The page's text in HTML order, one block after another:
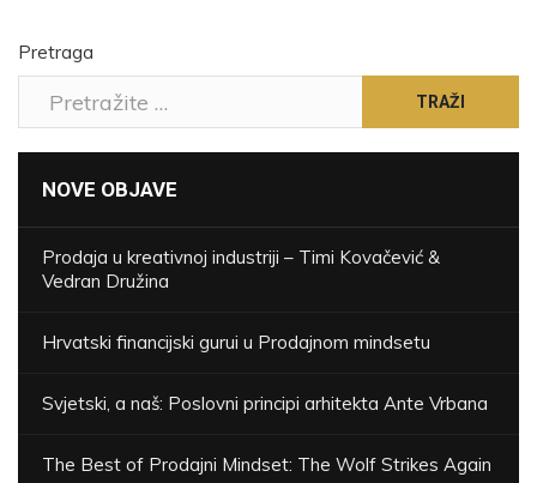
Pretraga
TRAŽI
NOVE OBJAVE
Prodaja u kreativnoj industriji – Timi Kovačević &
Vedran Družina
Hrvatski financijski gurui u Prodajnom mindsetu
Svjetski, a naš: Poslovni principi arhitekta Ante Vrbana
The Best of Prodajni Mindset: The Wolf Strikes Again